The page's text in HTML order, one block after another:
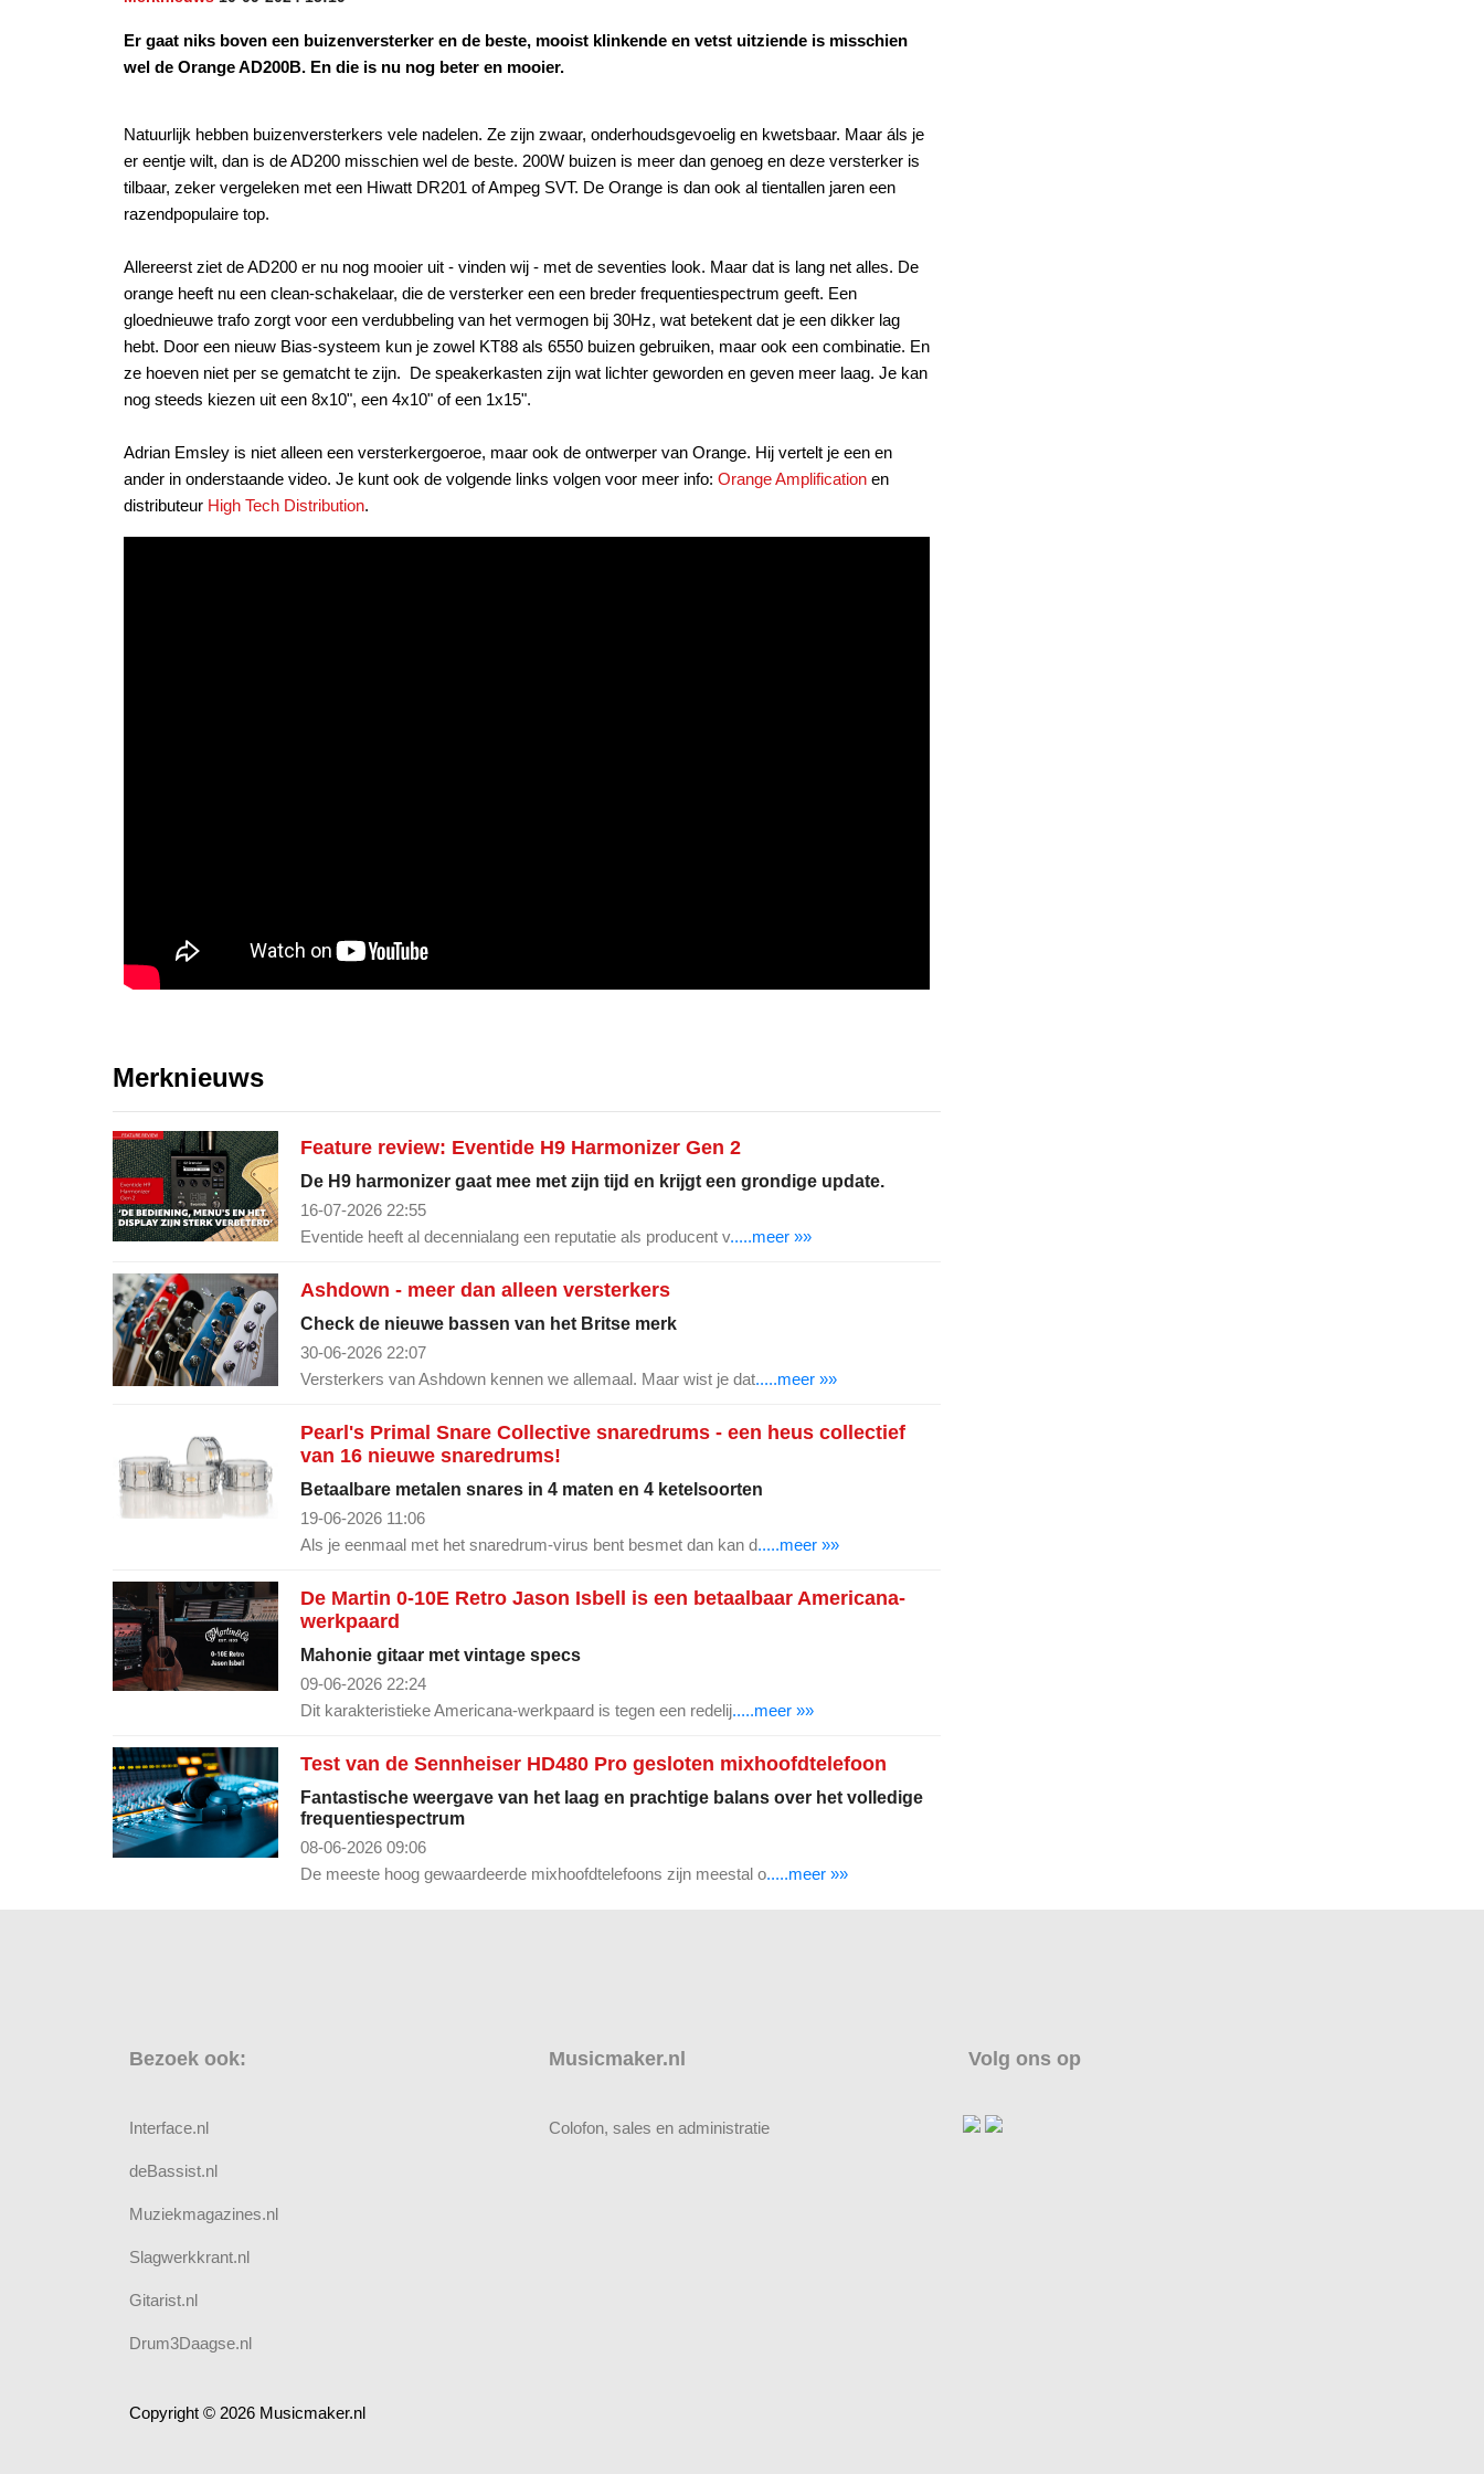
Er gaat niks boven een buizenversterker en de beste, mooist klinkende en vetst uitziende is misschien
wel de Orange AD200B. En die is nu nog beter en mooier.
Natuurlijk hebben buizenversterkers vele nadelen. Ze zijn zwaar, onderhoudsgevoelig en kwetsbaar. Maar áls je
er eentje wilt, dan is de AD200 misschien wel de beste. 200W buizen is meer dan genoeg en deze versterker is
tilbaar, zeker vergeleken met een Hiwatt DR201 of Ampeg SVT. De Orange is dan ook al tientallen jaren een
razendpopulaire top.
Allereerst ziet de AD200 er nu nog mooier uit - vinden wij - met de seventies look. Maar dat is lang net alles. De
orange heeft nu een clean-schakelaar, die de versterker een een breder frequentiespectrum geeft. Een
gloednieuwe trafo zorgt voor een verdubbeling van het vermogen bij 30Hz, wat betekent dat je een dikker lag
hebt. Door een nieuw Bias-systeem kun je zowel KT88 als 6550 buizen gebruiken, maar ook een combinatie. En
ze hoeven niet per se gematcht te zijn. De speakerkasten zijn wat lichter geworden en geven meer laag. Je kan
nog steeds kiezen uit een 8x10", een 4x10" of een 1x15".
Adrian Emsley is niet alleen een versterkergoeroe, maar ook de ontwerper van Orange. Hij vertelt je een en
ander in onderstaande video. Je kunt ook de volgende links volgen voor meer info: Orange Amplification en
distributeur High Tech Distribution.
Merknieuws
Feature review: Eventide H9 Harmonizer Gen 2
De H9 harmonizer gaat mee met zijn tijd en krijgt een grondige update.
16-07-2026 22:55
Eventide heeft al decennialang een reputatie als producent v.....meer »»
Ashdown - meer dan alleen versterkers
Check de nieuwe bassen van het Britse merk
30-06-2026 22:07
Versterkers van Ashdown kennen we allemaal. Maar wist je dat.....meer »»
Pearl's Primal Snare Collective snaredrums - een heus collectief
van 16 nieuwe snaredrums!
Betaalbare metalen snares in 4 maten en 4 ketelsoorten
19-06-2026 11:06
Als je eenmaal met het snaredrum-virus bent besmet dan kan d.....meer »»
De Martin 0-10E Retro Jason Isbell is een betaalbaar Americana-
werkpaard
Mahonie gitaar met vintage specs
09-06-2026 22:24
Dit karakteristieke Americana-werkpaard is tegen een redelij.....meer »»
Test van de Sennheiser HD480 Pro gesloten mixhoofdtelefoon
Fantastische weergave van het laag en prachtige balans over het volledige
frequentiespectrum
08-06-2026 09:06
De meeste hoog gewaardeerde mixhoofdtelefoons zijn meestal o.....meer »»
Bezoek ook:
Interface.nl
deBassist.nl
Muziekmagazines.nl
Slagwerkkrant.nl
Gitarist.nl
Drum3Daagse.nl
Musicmaker.nl
Colofon, sales en administratie
Volg ons op
Copyright © 2026 Musicmaker.nl